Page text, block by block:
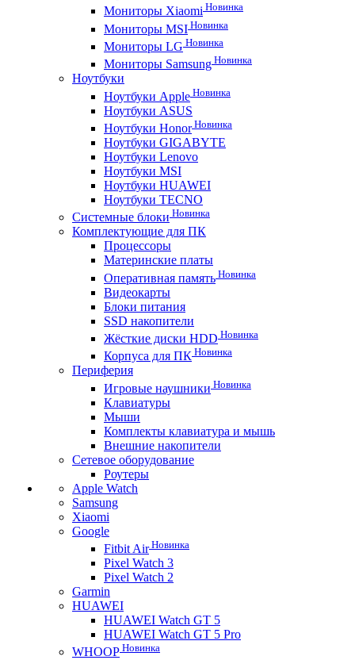
Мониторы Xiaomi Новинка
Мониторы MSI Новинка
Мониторы LG Новинка
Мониторы Samsung Новинка
Ноутбуки
Ноутбуки Apple Новинка
Ноутбуки ASUS
Ноутбуки HonorНовинка
Ноутбуки GIGABYTE
Ноутбуки Lenovo
Ноутбуки MSI
Ноутбуки HUAWEI
Ноутбуки TECNO
Системные блоки Новинка
Комплектующие для ПК
Процессоры
Материнские платы
Оперативная память Новинка
Видеокарты
Блоки питания
SSD накопители
Жёсткие диски HDD Новинка
Корпуса для ПК Новинка
Периферия
Игровые наушники Новинка
Клавиатуры
Мыши
Комплекты клавиатура и мышь
Внешние накопители
Сетевое оборудование
Роутеры
Apple Watch
Samsung
Xiaomi
Google
Fitbit AirНовинка
Pixel Watch 3
Pixel Watch 2
Garmin
HUAWEI
HUAWEI Watch GT 5
HUAWEI Watch GT 5 Pro
WHOOP Новинка